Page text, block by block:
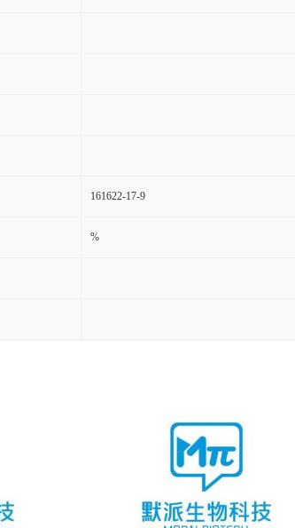
161622-17-9
%